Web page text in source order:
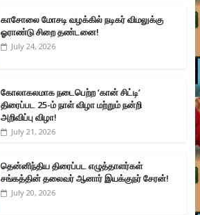
காசோலை மோசடி வழக்கில் நடிகர் விமலுக்கு
ஓராண்டு சிறை தண்டனை!
July 24, 2026
கோலாகலமாக நடைபெற்ற ‘கான் சிட்டி’
திரைப்பட 25-ம் நாள் விழா மற்றும் நன்றி
அறிவிப்பு விழா!
July 21, 2026
தென்னிந்திய திரைப்பட எழுத்தாளர்கள்
சங்கத்தின் தலைவர் ஆனார் இயக்குநர் சேரன்!
July 20, 2026